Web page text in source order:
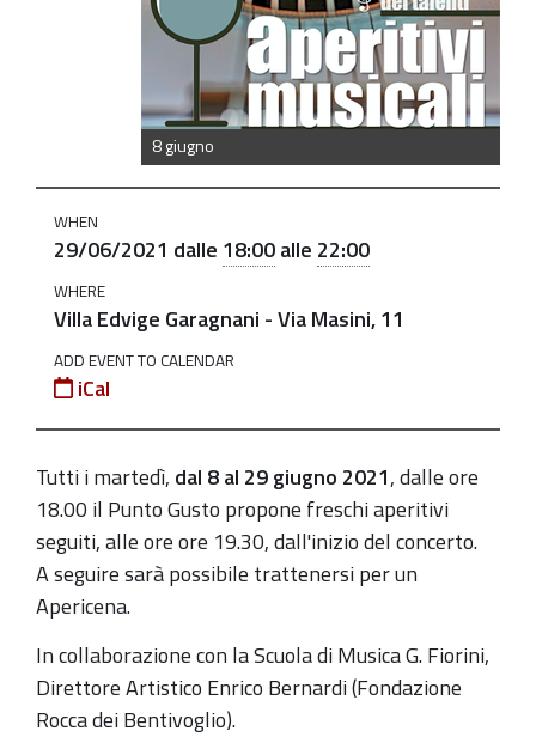
8 giugno
2021-
29T18:00:00+02:00
2021-
06-
Primavera
dei
talenti
WHEN
29/06/2021 dalle 18:00alle 22:00
WHERE
Villa Edvige Garagnani - Via Masini, 11
ADD EVENT TO CALENDAR
iCal
Tutti i martedì, dal 8 al 29 giugno 2021, dalle ore
18.00 il Punto Gusto propone freschi aperitivi
seguiti, alle oreore 19.30, dall'inizio del concerto.
A seguire sarà possibile trattenersi per un
Apericena.
In collaborazione con la Scuola di Musica G. Fiorini,
Direttore Artistico Enrico Bernardi (Fondazione
Rocca dei Bentivoglio).